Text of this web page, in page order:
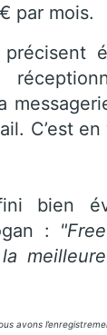
par mois.
C’est
bien
:
avons